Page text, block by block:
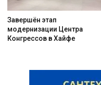
Завершён этап
модернизации Центра
Конгрессов в Хайфе